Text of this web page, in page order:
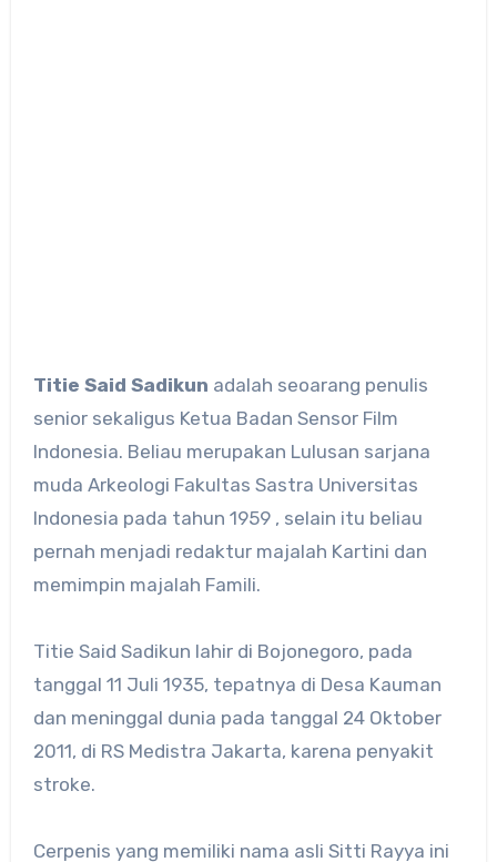
Titie Said Sadikun adalah seoarang penulis
senior sekaligus Ketua Badan Sensor Film
Indonesia. Beliau merupakan Lulusan sarjana
muda Arkeologi Fakultas Sastra Universitas
Indonesia pada tahun 1959 , selain itu beliau
pernah menjadi redaktur majalah Kartini dan
memimpin majalah Famili.
Titie Said Sadikun lahir di Bojonegoro, pada
tanggal 11 Juli 1935, tepatnya di Desa Kauman
dan meninggal dunia pada tanggal 24 Oktober
2011, di RS Medistra Jakarta, karena penyakit
stroke.
Cerpenis yang memiliki nama asli Sitti Rayya ini